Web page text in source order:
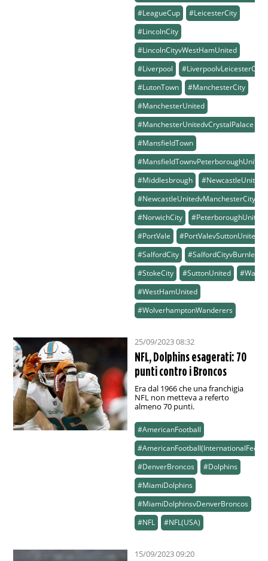
#LeagueCup
#LeicesterCity
#LincolnCity
#LincolnCityvWestHamUnited
#Liverpool
#LiverpoolvLeicesterCity
#LutonTown
#ManchesterCity
#ManchesterUnited
#ManchesterUnitedvCrystalPalace
#MansfieldTown
#MansfieldTownvPeterboroughUnited
#Middlesbrough
#NewcastleUnited
#NewcastleUnitedvManchesterCity
#NorwichCity
#PeterboroughUnited
#PortVale
#PortValevSuttonUnited
#SalfordCity
#SalfordCityvBurnley
#StokeCity
#SuttonUnited
#Wales
#WestHamUnited
#WolverhamptonWanderers
25/09/2023 08:32
NFL, Dolphins esagerati: 70
punti contro i Broncos
Era dal 1966 che una franchigia
NFL non metteva a referto
almeno 70 punti.
#AmericanFootball
#AmericanFootball(InternationalFeed)
#DenverBroncos
#Dolphins
#MiamiDolphins
#MiamiDolphinsvDenverBroncos
#NFL
#NFL(USA)
15/09/2023 09:20